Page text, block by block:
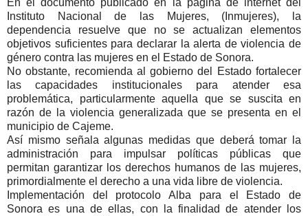
En el documento publicado en la página de internet del
Instituto Nacional de las Mujeres, (Inmujeres), la
dependencia resuelve que no se actualizan elementos
objetivos suficientes para declarar la alerta de violencia de
género contra las mujeres en el Estado de Sonora.
No obstante, recomienda al gobierno del Estado fortalecer
las capacidades institucionales para atender esa
problemática, particularmente aquella que se suscita en
razón de la violencia generalizada que se presenta en el
municipio de Cajeme.
Así mismo señala algunas medidas que deberá tomar la
administración para impulsar políticas públicas que
permitan garantizar los derechos humanos de las mujeres,
primordialmente el derecho a una vida libre de violencia.
Implementación del protocolo Alba para el Estado de
Sonora es una de ellas, con la finalidad de atender los